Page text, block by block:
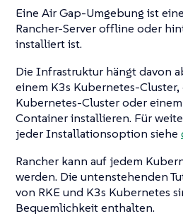
Eine Air Gap-Umgebung ist
Rancher-Server offline oder
installiert ist.
Die Infrastruktur hängt davon
einem K3s Kubernetes-Cluster,
Kubernetes-Cluster oder
Container installieren. Für
jeder Installationsoption siehe
Rancher kann auf jedem
werden. Die untenstehenden
von RKE und K3s Kubernetes
Bequemlichkeit enthalten.